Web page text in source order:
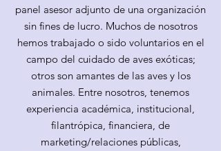
panel asesor adjunto de una organización
sin fines de lucro. Muchos de nosotros
hemos trabajado o sido voluntarios en el
campo del cuidado de aves exóticas;
otros son amantes de las aves y los
animales. Entre nosotros, tenemos
experiencia académica, institucional,
filantrópica, financiera, de
marketing/relaciones públicas,